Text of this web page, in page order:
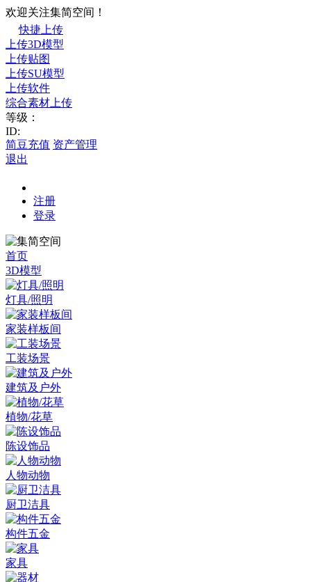
欢迎关注集简空间！
快捷上传
上传3D模型
上传贴图
上传SU模型
上传软件
综合素材上传
等级：
ID:
简豆充值 资产管理
退出
注册
登录
首页
3D模型
灯具/照明
家装样板间
工装场景
建筑及户外
植物/花草
陈设饰品
人物动物
厨卫洁具
构件五金
家具